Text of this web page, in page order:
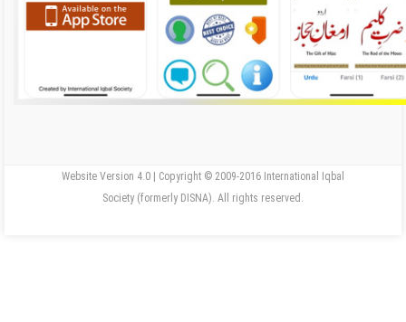
Website Version 4.0 | Copyright © 2009-2016 International Iqbal
Society (formerly DISNA). All rights reserved.